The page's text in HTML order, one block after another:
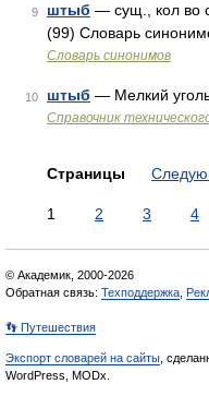
9 штыб — сущ., кол во
(99) Словарь
Словарь синонимов
10 штыб — Мелкий
Справочник
Страницы
1 2 3 4
© Академик, 2000-2026
Обратная связь: Техподдержка
👣 Путешествия
Экспорт словарей на сайты ,
WordPress, MODx.